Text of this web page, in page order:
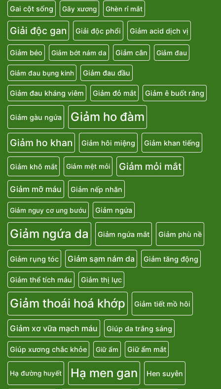
Gai cột sống Gãy xương Ghèn rỉ mắt
Giải độc gan Giải độc phổi Giảm acid dịch vị
Giảm béo Giảm bớt nám da Giảm cân Giảm đau
Giảm đau bụng kinh Giảm đau đầu
Giảm đau kháng viêm Giảm đỏ mắt Giảm ê buốt răng
Giảm gàu ngứa Giảm ho đàm
Giảm ho khan Giảm hôi miệng Giảm khan tiếng
Giảm khô mắt Giảm mệt mỏi Giảm mỏi mắt
Giảm mỡ máu Giảm nếp nhăn
Giảm nguy cơ ung bướu Giảm ngứa
Giảm ngứa da Giảm ngứa mắt Giảm phù nề
Giảm rụng tóc Giảm sạm nám da Giảm tăng động
Giảm thể tích máu Giảm thị lực
Giảm thoái hoá khớp Giảm tiết mồ hôi
Giảm xơ vữa mạch máu Giúp da trắng sáng
Giúp xương chắc khỏe Giữ ẩm Giữ ẩm mắt
Hạ đường huyết Hạ men gan Hen suyễn